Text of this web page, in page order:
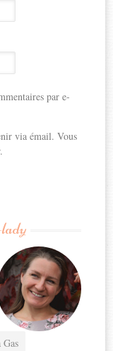
par e-
via émail. Vous